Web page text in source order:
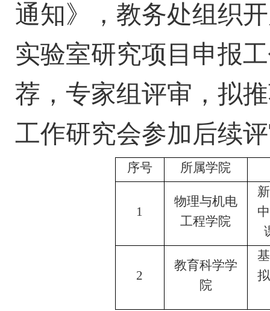
通知》，教务处组织
实验室研究项目申报
荐，专家组评审，拟
工作研究会参加后续
序号 所属学院
1
物理与机电
工程学院
2
教育科学学
院